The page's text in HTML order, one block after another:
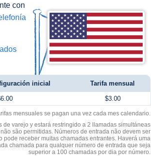
con
inicial Tarifa mensual
$3.00
mensuales se pagan una vez cada mes calendario.
varejo y estará restringido a 2 llamadas simultáneas
são permitidas. Números de entrada não devem ser
receber muitas chamadas entrantes. Haverá uma
chamada para qualquer número de entrada que seja
superior a 100 chamadas por dia por número.